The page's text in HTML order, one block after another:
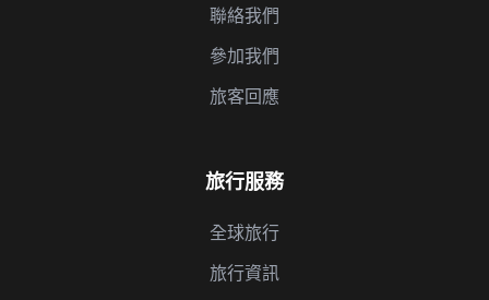
聯絡我們
參加我們
旅客回應
旅行服務
全球旅行
旅行資訊